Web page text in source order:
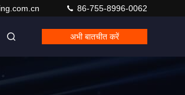
86-755-8996-0062
अभी बातचीत करें